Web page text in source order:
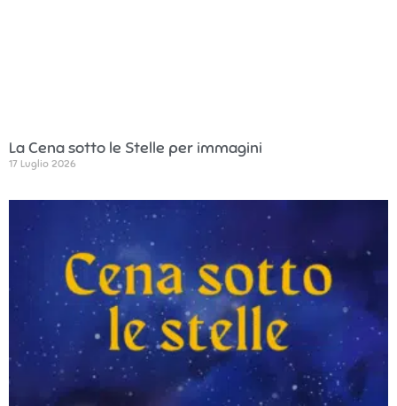
La Cena sotto le Stelle per immagini
17 Luglio 2026